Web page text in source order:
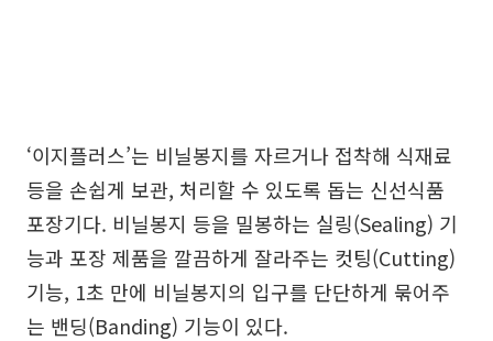
‘이지플러스’는 비닐봉지를 자르거나 접착해 식재료
등을 손쉽게 보관, 처리할 수 있도록 돕는 신선식품
포장기다. 비닐봉지 등을 밀봉하는 실링(Sealing) 기
능과 포장 제품을 깔끔하게 잘라주는 컷팅(Cutting)
기능, 1초 만에 비닐봉지의 입구를 단단하게 묶어주
는 밴딩(Banding) 기능이 있다.